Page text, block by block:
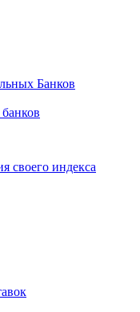
Банков
своего индекса